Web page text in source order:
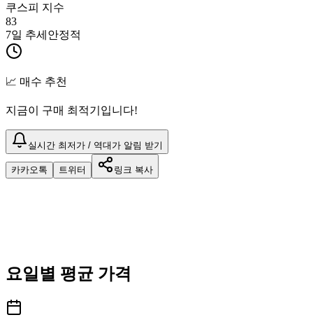
쿠스피 지수
83
7일 추세 안정적
📈 매수 추천
지금이 구매 최적기입니다!
실시간 최저가 / 역대가 알림 받기
카카오톡 트위터 링크 복사
요일별 평균 가격